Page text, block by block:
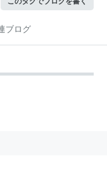
ブログ